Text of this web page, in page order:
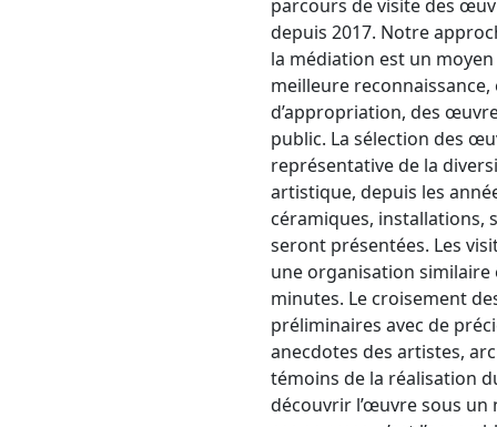
parcours de visite des
depuis 2017. Notre
la médiation est un
meilleure
d’appropriation, des
public. La sélection des
représentative de la
artistique, depuis les
céramiques, installations,
seront présentées. Les
une organisation
minutes. Le croisement
préliminaires avec de
anecdotes des artistes,
témoins de la réalisation
découvrir l’œuvre sous un